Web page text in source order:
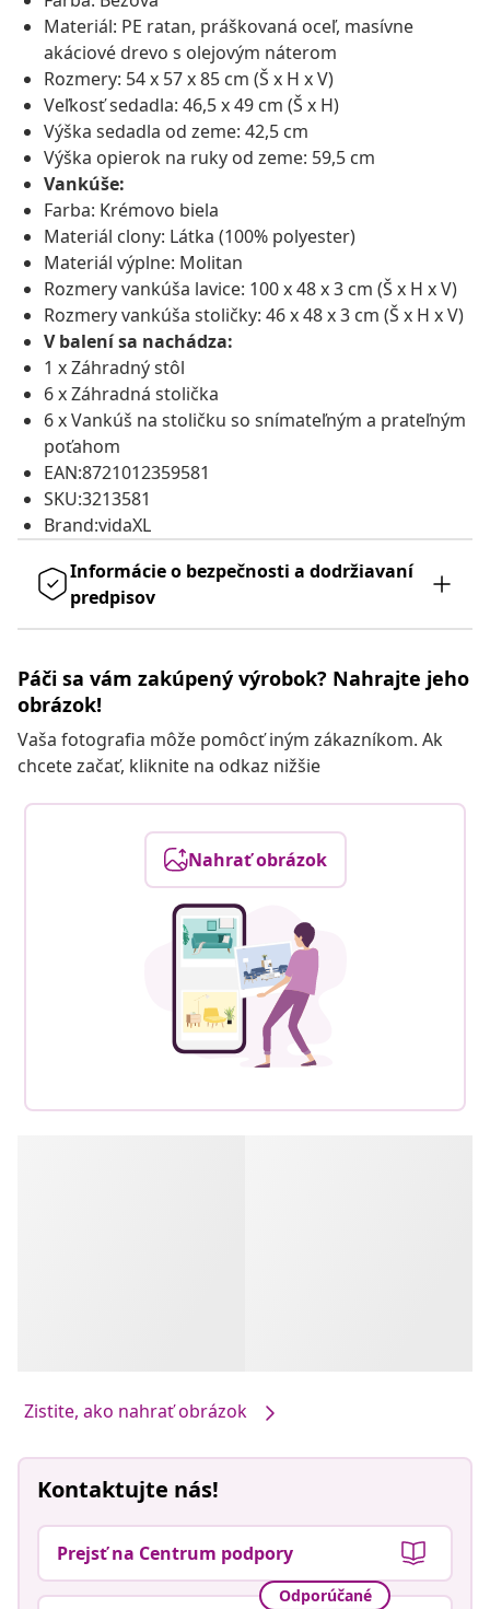
Materiál: PE ratan, práškovaná oceľ, masívne
akáciové drevo s olejovým náterom
Rozmery: 54 x 57 x 85 cm (Š x H x V)
Veľkosť sedadla: 46,5 x 49 cm (Š x H)
Výška sedadla od zeme: 42,5 cm
Výška opierok na ruky od zeme: 59,5 cm
Vankúše:
Farba: Krémovo biela
Materiál clony: Látka (100% polyester)
Materiál výplne: Molitan
Rozmery vankúša lavice: 100 x 48 x 3 cm (Š x H x V)
Rozmery vankúša stoličky: 46 x 48 x 3 cm (Š x H x V)
V balení sa nachádza:
1 x Záhradný stôl
6 x Záhradná stolička
6 x Vankúš na stoličku so snímateľným a prateľným
poťahom
EAN:8721012359581
SKU:3213581
Brand:vidaXL
Informácie o bezpečnosti a dodržiavaní
predpisov
Páči sa vám zakúpený výrobok? Nahrajte jeho
obrázok!
Vaša fotografia môže pomôcť iným zákazníkom. Ak
chcete začať, kliknite na odkaz nižšie
Nahrať obrázok
Zistite, ako nahrať obrázok
Kontaktujte nás!
Prejsť na Centrum podpory
Odporúčané